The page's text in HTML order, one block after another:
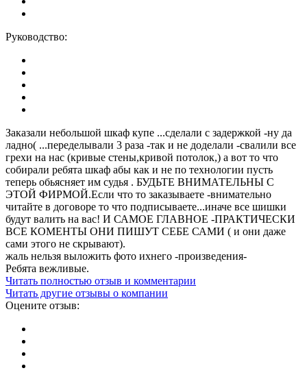
Руководство:
Заказали небольшой шкаф купе ...сделали с задержкой -ну да
ладно( ...переделывали 3 раза -так и не доделали -свалили все
грехи на нас (кривые стены,кривой потолок,) а вот то что
собирали ребята шкаф абы как и не по технологии пусть
теперь обьясняет им судья . БУДЬТЕ ВНИМАТЕЛЬНЫ С
ЭТОЙ ФИРМОЙ.Если что то заказываете -внимательно
читайте в договоре то что подписываете...иначе все шишки
будут валить на вас! И САМОЕ ГЛАВНОЕ -ПРАКТИЧЕСКИ
ВСЕ КОМЕНТЫ ОНИ ПИШУТ СЕБЕ САМИ ( и они даже
сами этого не скрывают).
жаль нельзя выложить фото ихнего -произведения-
Ребята вежливые.
Читать полностью отзыв и комментарии
Читать другие отзывы о компании
Оцените отзыв: